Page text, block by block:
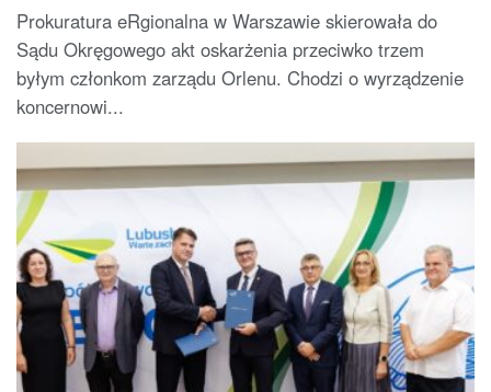
Prokuratura eRgionalna w Warszawie skierowała do
Sądu Okręgowego akt oskarżenia przeciwko trzem
byłym członkom zarządu Orlenu. Chodzi o wyrządzenie
koncernowi...